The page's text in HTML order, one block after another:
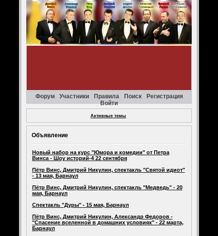
Форум Участники Правила Поиск
Регистрация
Войти
Активные темы
Объявление
Новый набор на курс "Юмора и комедии" от Петра
Винса - Шоу историй-4 22 сентября
Пётр Винс, Дмитрий Никулин, спектакль "Святой идиот"
- 13 мая, Барнаул
Пётр Винс, Дмитрий Никулин, спектакль "Медведь" - 20
мая, Барнаул
Спектакль "Дуры" - 15 мая, Барнаул
Пётр Винс, Дмитрий Никулин, Александр Федоров -
"Спасение вселенной в домашних условиях" - 22 марта,
Барнаул